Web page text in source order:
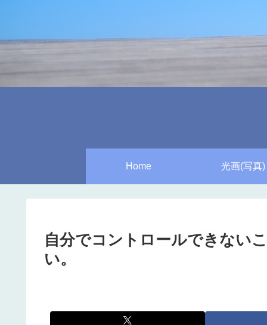
Home 光画(写真)
自分でコントロールできない
い。